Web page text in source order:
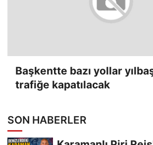
Başkentte bazı yollar
trafiğe kapatılacak
SON HABERLER